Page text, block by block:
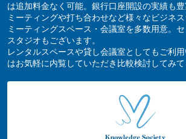
は追加料金なく可能。銀行口座開設の実績も豊
ミーティングや打ち合わせなど様々なビジネ
ミーティングスペース・会議室を多数用意。
スタジオもございます。
レンタルスペースや貸し会議室としてもご利
はお気軽に内覧していただき比較検討してみて